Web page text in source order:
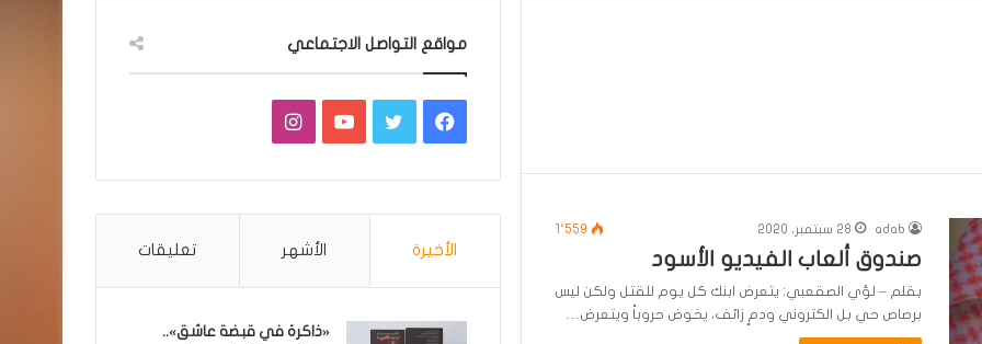
adab 28 سبتمبر، 2020 1٬559
صندوق ألعاب الفيديو الأسود
بقلم – لؤي الصقعبي: يتعرض ابنك كل يوم للقتل ولكن ليس
برصاص حي بل الكتروني ودمٍ زائف، يخوض حروباً ويتعرض…
مواقع التواصل الاجتماعي
فيسبوكتويتر يوتيوبانستقرام
الأخيرة الأشهر تعليقات
«ذاكرة في قبضة عاشق»..